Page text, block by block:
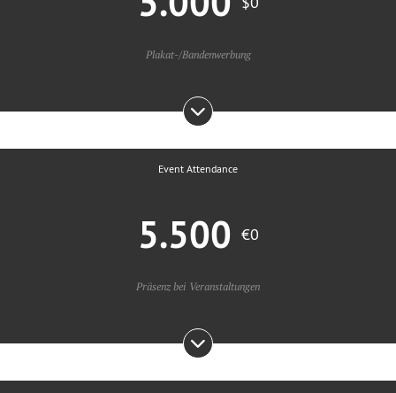
Plakat-/Bandenwerbung
Event Attendance
5.500 €0
Präsenz bei Veranstaltungen